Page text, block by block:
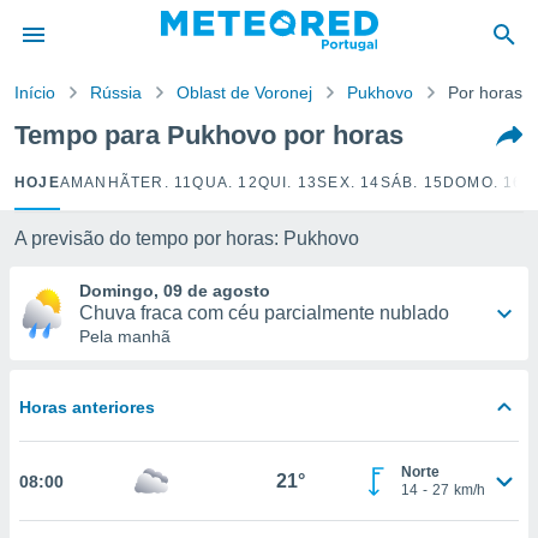
da
foi
as
fornecidas
ou
Início Rússia Oblast de Voronej Pukhovo Por horas
Tempo para Pukhovo por horas
HOJEAMANHÃTER. 11QUA. 12QUI. 13SEX. 14SÁB. 15 DOMO. 16
A previsão do tempo por horas: Pukhovo
Domingo, 09 de agosto
Chuva fraca com céu parcialmente nublado
Pela manhã
Horas anteriores
08:00 21°
Norte
14 - 27 km/h